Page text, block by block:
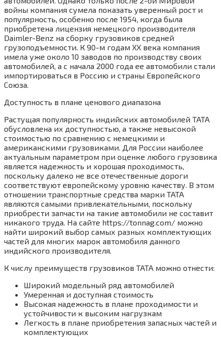
войны компания сумела показать уверенный рост и
популярность, особенно после 1954, когда была
приобретена лицензия немецкого производителя
Daimler-Benz на сборку грузовиков средней
грузоподъемности. К 90-м годам ХХ века компания
имела уже около 10 заводов по производству своих
автомобилей, а с начала 2000 года ее автомобили стали
импортироваться в Россию и страны Европейского
Союза.
Доступность в плане ценового диапазона
Растущая популярность индийских автомобилей TATA
обусловлена их доступностью, а также невысокой
стоимостью по сравнению с немецкими и
американскими грузовиками. Для России наиболее
актуальным параметром при оценке любого грузовика
является надежность и хорошая проходимость,
поскольку далеко не все отечественные дороги
соответствуют европейскому уровню качеству. В этом
отношении транспортные средства марки TATA
являются самыми привлекательными, поскольку
приобрести запчасти на такие автомобили не составит
никакого труда. На сайте https://tonnag.com/ можно
найти широкий выбор самых разных комплектующих
частей для многих марок автомобиля данного
индийского производителя.
К числу преимуществ грузовиков TATA можно отнести:
Широкий модельный ряд автомобилей
Умеренная и доступная стоимость
Высокая надежность в плане проходимости и
устойчивости к высоким нагрузкам
Легкость в плане приобретения запасных частей и
комплектующих